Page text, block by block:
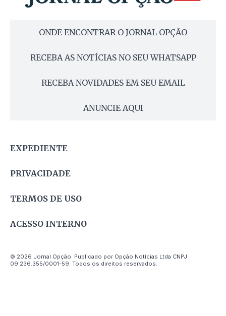
ONDE ENCONTRAR O JORNAL OPÇÃO
RECEBA AS NOTÍCIAS NO SEU WHATSAPP
RECEBA NOVIDADES EM SEU EMAIL
ANUNCIE AQUI
EXPEDIENTE
PRIVACIDADE
TERMOS DE USO
ACESSO INTERNO
© 2026 Jornal Opção. Publicado por Opção Notícias Ltda CNPJ
09.236.355/0001-59. Todos os direitos reservados.